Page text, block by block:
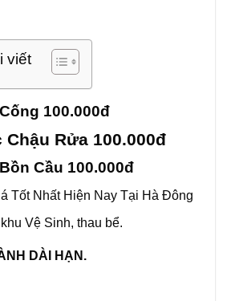
viết
100.000đ
Chậu Rửa 100.000đ
Cầu 100.000đ
Tốt Nhất Hiện Nay Tại Hà Đông
Vệ Sinh, thau bể.
DÀI HẠN.